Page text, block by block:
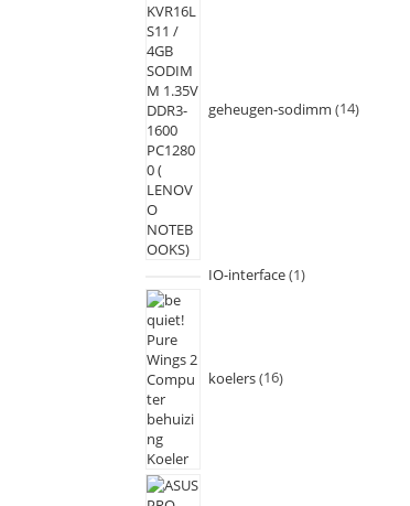
geheugen-sodimm 14
IO-interface 1
koelers 16